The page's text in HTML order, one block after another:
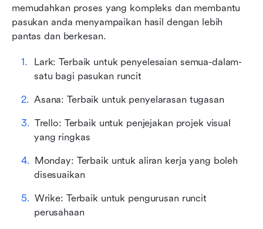
memudahkan proses yang kompleks dan membantu
pasukan anda menyampaikan hasil dengan lebih
pantas dan berkesan.
Lark: Terbaik untuk penyelesaian semua-dalam-
satu bagi pasukan runcit
Asana: Terbaik untuk penyelarasan tugasan
Trello: Terbaik untuk penjejakan projek visual
yang ringkas
Monday: Terbaik untuk aliran kerja yang boleh
disesuaikan
Wrike: Terbaik untuk pengurusan runcit
perusahaan